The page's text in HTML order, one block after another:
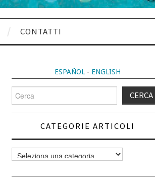
CONTATTI
ESPAÑOL- ENGLISH
per:
CATEGORIE ARTICOLI
Categorie
articoli